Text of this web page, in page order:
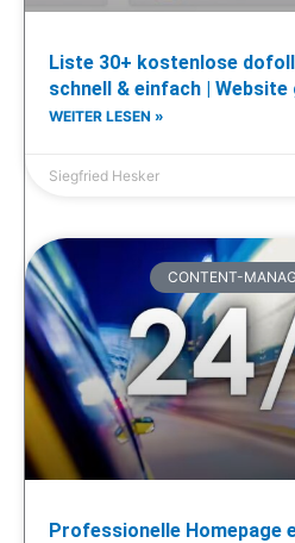
Liste 30+ kostenlose
schnell & einfach | Website
WEITER LESEN »
Siegfried Hesker
CONTENT-
Professionelle Homepage